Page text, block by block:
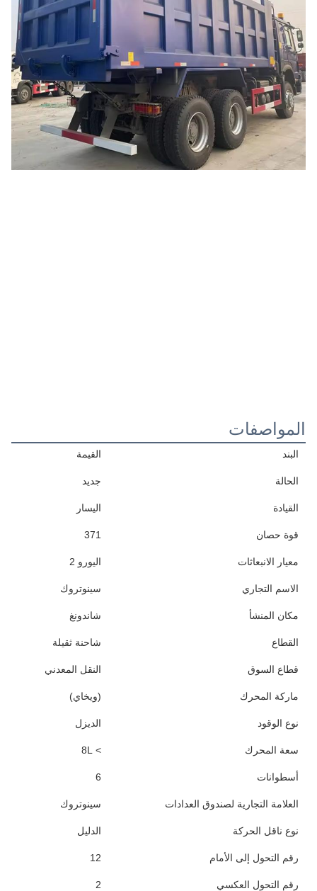
المواصفات
البند القيمة
الحالة جديد
القيادة اليسار
قوة حصان 371
معيار الانبعاثات اليورو 2
الاسم التجاري سينوتروك
مكان المنشأ شاندونغ
القطاع شاحنة ثقيلة
قطاع السوق النقل المعدني
ماركة المحرك (ويخاي)
نوع الوقود الديزل
سعة المحرك > 8L
أسطوانات 6
العلامة التجارية لصندوق العدادات سينوتروك
نوع ناقل الحركة الدليل
رقم التحول إلى الأمام 12
رقم التحول العكسي 2